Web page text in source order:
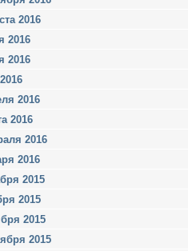
2016
2016
2016
2016
2016
2016
2016
2015
2015
2015
2015